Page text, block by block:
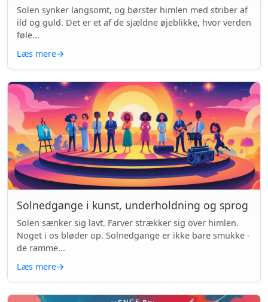
Solen synker langsomt, og børster himlen med striber af
ild og guld. Det er et af de sjældne øjeblikke, hvor verden
føle...
Læs mere→
Solnedgange i kunst, underholdning og sprog
Solen sænker sig lavt. Farver strækker sig over himlen.
Noget i os bløder op. Solnedgange er ikke bare smukke -
de ramme...
Læs mere→